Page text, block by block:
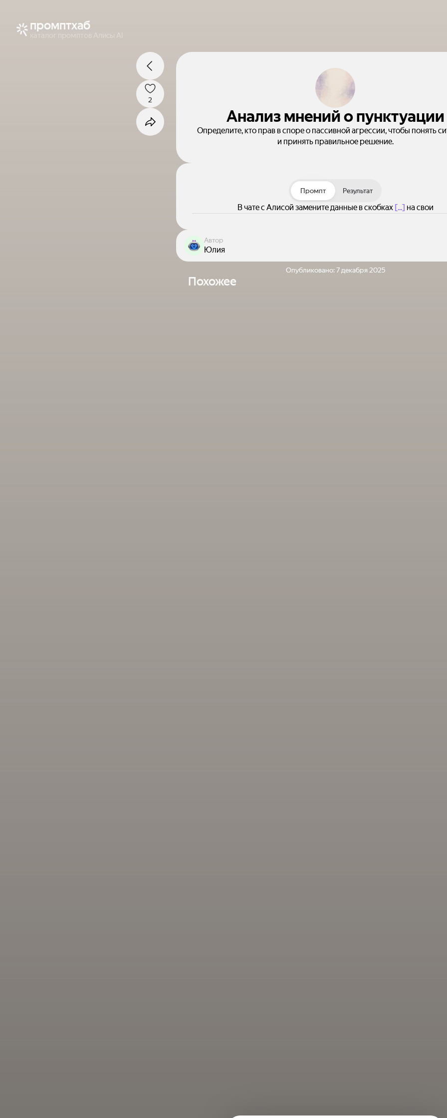
промптхаб
Анализ мнений о пунктуации
Определите, кто прав в споре о пассивной агрессии, чтобы понять
и принять правильное решение.
2
Промпт Результат
В чате с Алисой замените данные в скобках [...] на свои
Автор
Юлия
Опубликовано: 7 декабря 2025
Похожее